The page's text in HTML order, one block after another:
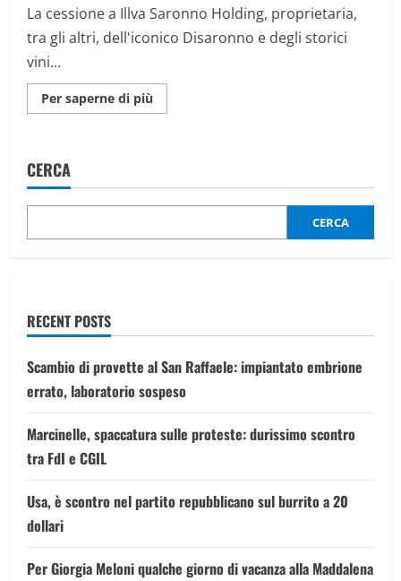
La cessione a Illva Saronno Holding, proprietaria,
tra gli altri, dell'iconico Disaronno e degli storici
vini...
Per saperne di più
informazioni
e
mirto
Piras
CERCA
CERCA
RECENT POSTS
Scambio di provette al San Raffaele: impiantato embrione
errato, laboratorio sospeso
Marcinelle, spaccatura sulle proteste: durissimo scontro
tra FdI e CGIL
Usa, è scontro nel partito repubblicano sul burrito a 20
dollari
Per Giorgia Meloni qualche giorno di vacanza alla Maddalena